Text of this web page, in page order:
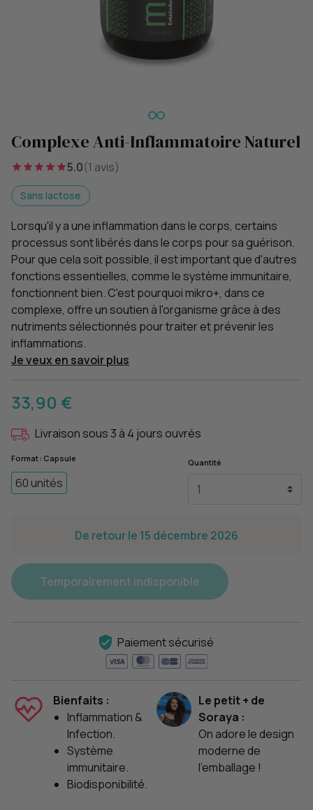
Complexe Anti-Inflammatoire Naturel
5.0(1 avis)
Sans lactose
Lorsqu'il y a une inflammation dans le corps, certains
processus sont libérés dans le corps pour sa guérison.
Pour que cela soit possible, il est important que d'autres
fonctions essentielles, comme le système immunitaire,
fonctionnent bien. C'est pourquoi mikro+, dans ce
complexe, offre un soutien à l'organisme grâce à des
nutriments sélectionnés pour traiter et prévenir les
inflammations.
Je veux en savoir plus
33,90 €
Livraison sous 3 à 4 jours ouvrés
Format : Capsule
60 unités
Quantité
De retour le 15 décembre 2026
Temporairement indisponible
Paiement sécurisé
Bienfaits :
Inflammation &
Infection.
Système
immunitaire.
Biodisponibilité.
Le petit + de
Soraya :
On adore le design
moderne de
l'emballage !